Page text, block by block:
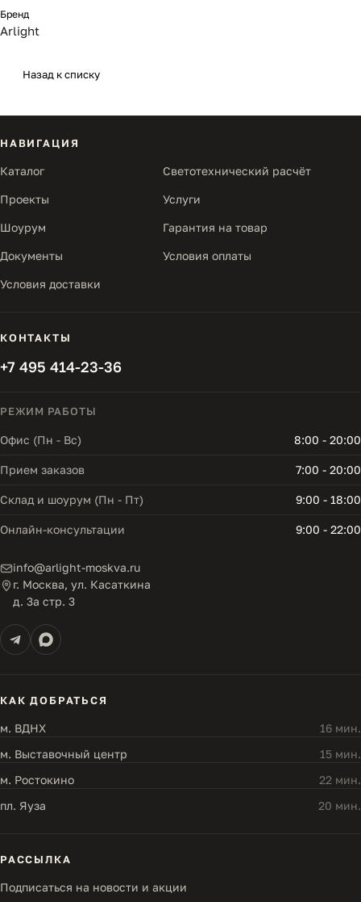
Бренд
Arlight
Назад к списку
НАВИГАЦИЯ
Каталог Светотехнический расчёт
Проекты Услуги
Шоурум Гарантия на товар
Документы Условия оплаты
Условия доставки
КОНТАКТЫ
+7 495 414-23-36
РЕЖИМ РАБОТЫ
Офис (Пн - Вс) 8:00 - 20:00
Прием заказов 7:00 - 20:00
Склад и шоурум (Пн - Пт) 9:00 - 18:00
Онлайн-консультации 9:00 - 22:00
info@arlight-moskva.ru
г. Москва, ул. Касаткина
д. 3а стр. 3
КАК ДОБРАТЬСЯ
м. ВДНХ
16 мин.
м. Выставочный центр
15 мин.
м. Ростокино
22 мин.
пл. Яуза
20 мин.
РАССЫЛКА
Подписаться на новости и акции